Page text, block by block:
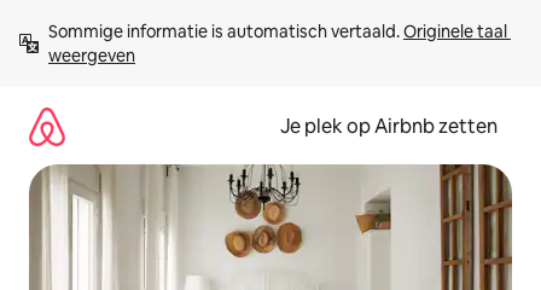
direct
naar
Sommige informatie is automatisch vertaald. Originele taal
weergeven
Je plek op Airbnb zetten